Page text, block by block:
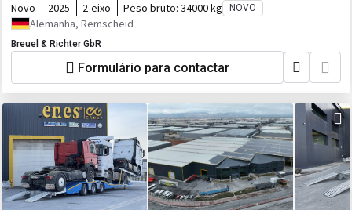
Novo 2025 2-eixo Peso bruto: 34000 kg NOVO
Alemanha, Remscheid
Breuel & Richter GbR
Formulário para contactar